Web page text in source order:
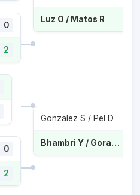
0
2
0
2
Luz O / Matos R
Gonzalez S / Pel D
Bhambri Y / Goransson A